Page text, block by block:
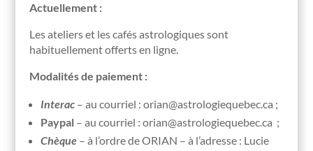
Actuellement :
Les ateliers et les cafés astrologiques sont
habituellement offerts en ligne.
Modalités de paiement :
Interac – au courriel : orian@astrologiequebec.ca ;
Paypal – au courriel : orian@astrologiequebec.ca ;
Chèque – à l’ordre de ORIAN – à l’adresse : Lucie